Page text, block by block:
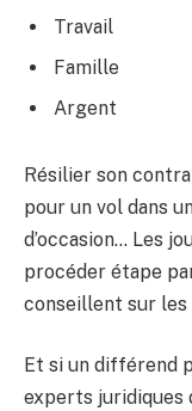
Travail
Famille
Argent
Résilier son
pour un vol dans
d’occasion… Les
procéder étape
conseillent sur les
Et si un différend
experts juridiques